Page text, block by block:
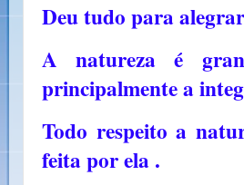
Deu tudo para
A natureza é
principalmente a
Todo respeito a
feita por ela .